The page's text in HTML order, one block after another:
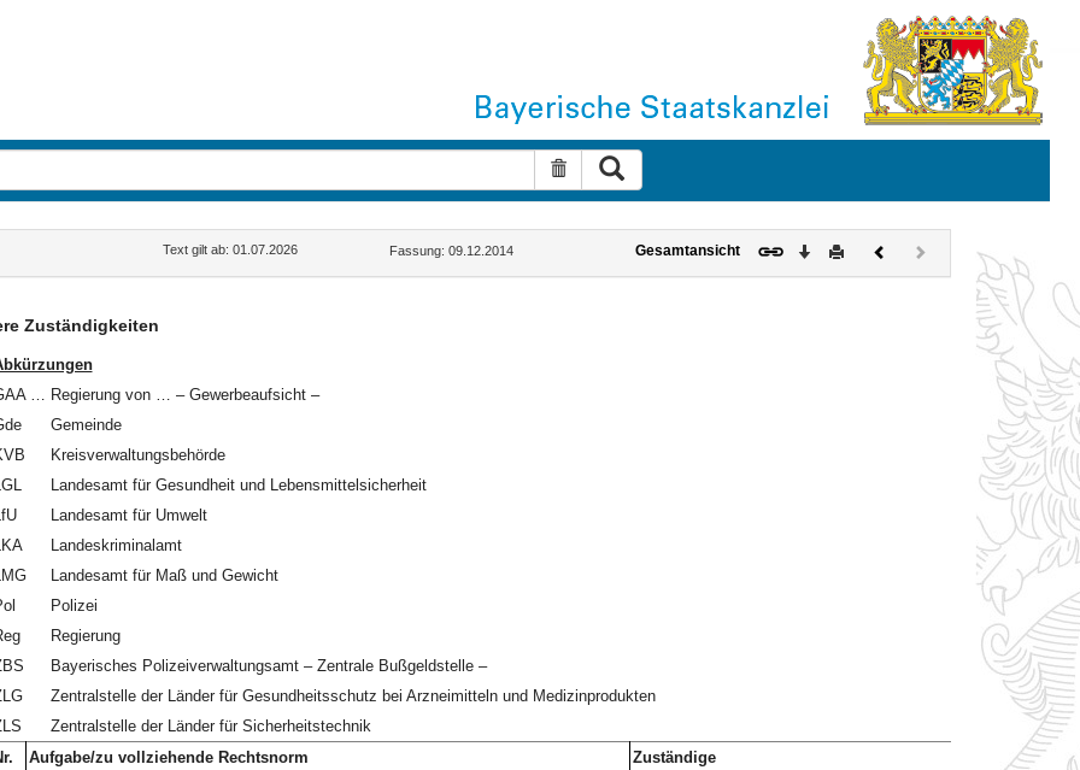
Suche zurücksetzen
Text gilt ab: 01.07.2026 Fassung: 09.12.2014 Gesamtansicht Download
DruckenVorherigesNächstes
Dokument
(inaktiv)
Zuständigkeiten
… Regierung von … – Gewerbeaufsicht –
Gemeinde
Kreisverwaltungsbehörde
Landesamt für Gesundheit und Lebensmittelsicherheit
Landesamt für Umwelt
Landeskriminalamt
Landesamt für Maß und Gewicht
Polizei
Regierung
Bayerisches Polizeiverwaltungsamt – Zentrale Bußgeldstelle –
Zentralstelle der Länder für Gesundheitsschutz bei Arzneimitteln und Medizinprodukten
Zentralstelle der Länder für Sicherheitstechnik
Aufgabe/zu vollziehende Rechtsnorm
Zuständige